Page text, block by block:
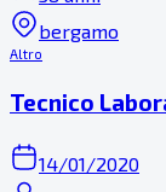
bergamo
Altro
Tecnico
14/01/2020